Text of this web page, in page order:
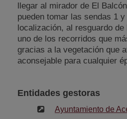
llegar al mirador de El
pueden tomar las sendas 1
localización, al resguardo
uno de los recorridos que
gracias a la vegetación que
aconsejable para cualquier
Entidades gestoras
Ayuntamiento de